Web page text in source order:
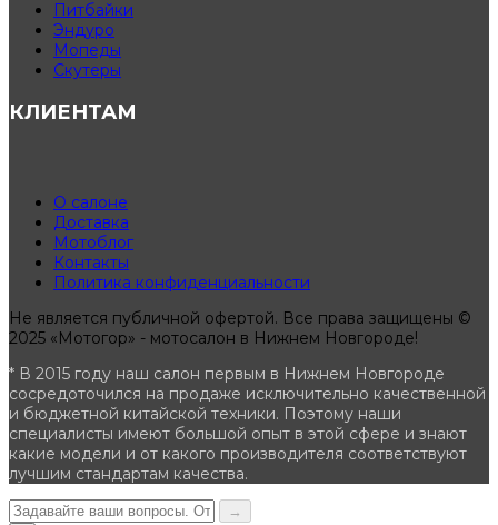
Питбайки
Эндуро
Мопеды
Скутеры
КЛИЕНТАМ
О салоне
Доставка
Мотоблог
Контакты
Политика конфиденциальности
Не является публичной офертой. Все права защищены ©
2025 «Мотогор» - мотосалон в Нижнем Новгороде!
* В 2015 году наш салон первым в Нижнем Новгороде
сосредоточился на продаже исключительно качественной
и бюджетной китайской техники. Поэтому наши
специалисты имеют большой опыт в этой сфере и знают
какие модели и от какого производителя соответствуют
лучшим стандартам качества.
→